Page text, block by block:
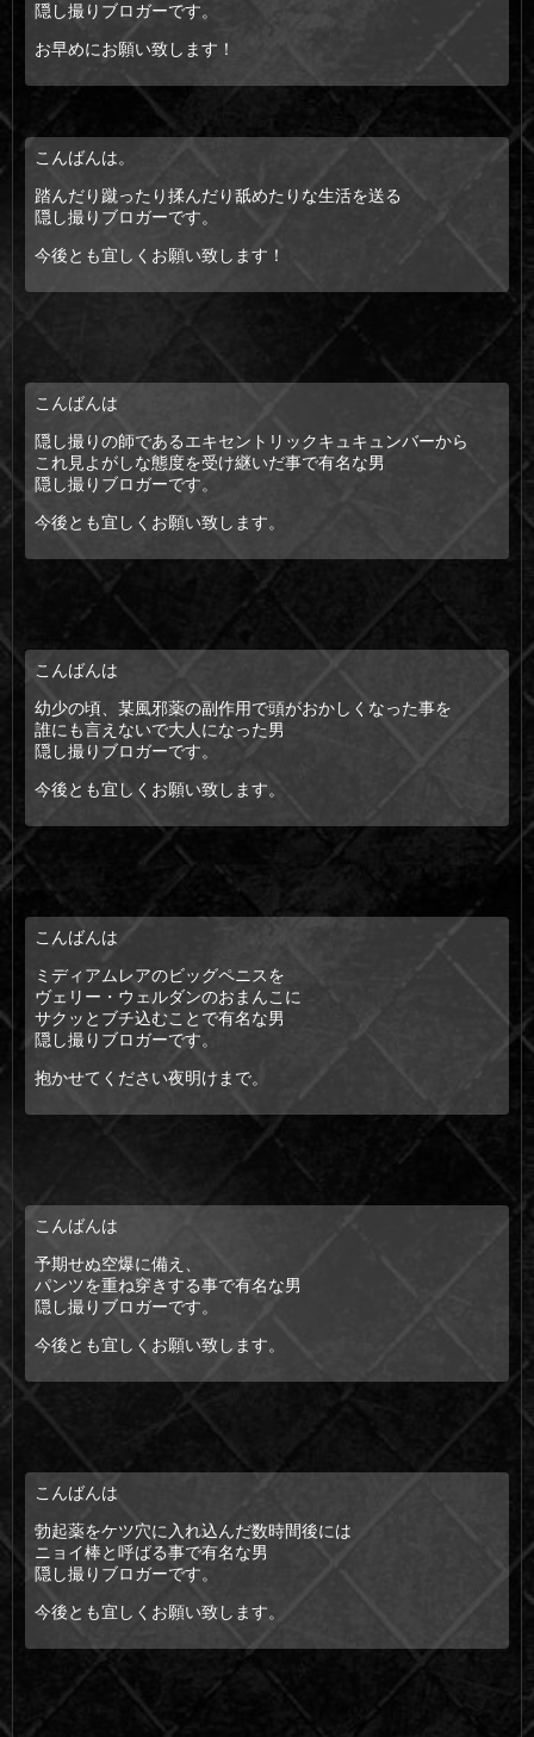
隠し撮りブロガーです。
お早めにお願い致します！
こんばんは。
踏んだり蹴ったり揉んだり舐めたりな生活を送る
隠し撮りブロガーです。
今後とも宜しくお願い致します！
こんばんは
隠し撮りの師であるエキセントリックキュキュンバーから
これ見よがしな態度を受け継いだ事で有名な男
隠し撮りブロガーです。
今後とも宜しくお願い致します。
こんばんは
幼少の頃、某風邪薬の副作用で頭がおかしくなった事を
誰にも言えないで大人になった男
隠し撮りブロガーです。
今後とも宜しくお願い致します。
こんばんは
ミディアムレアのビッグペニスを
ヴェリー・ウェルダンのおまんこに
サクッとブチ込むことで有名な男
隠し撮りブロガーです。
抱かせてください夜明けまで。
こんばんは
予期せぬ空爆に備え、
パンツを重ね穿きする事で有名な男
隠し撮りブロガーです。
今後とも宜しくお願い致します。
こんばんは
勃起薬をケツ穴に入れ込んだ数時間後には
ニョイ棒と呼ばる事で有名な男
隠し撮りブロガーです。
今後とも宜しくお願い致します。